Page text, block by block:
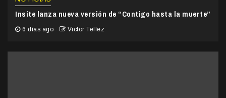
Insite lanza nueva versión de “Contigo hasta la muerte”
6 días ago Victor Tellez